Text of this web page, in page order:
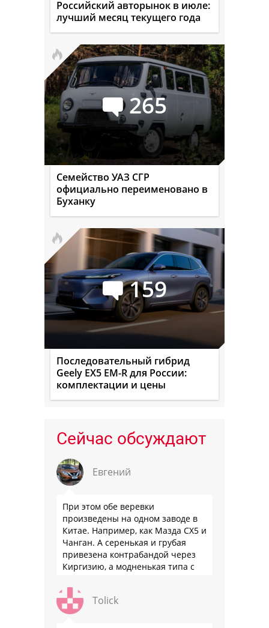
Российский авторынок в июле:
лучший месяц текущего года
265
Семейство УАЗ СГР
официально переименовано в
Буханку
159
Последовательный гибрид
Geely EX5 EM-R для России:
комплектации и цены
Сейчас обсуждают
Евгений
При этом обе веревки
произведены на одном заводе в
Китае. Например, как Мазда СХ5 и
Чанган. А серенькая и грубая
привезена контрабандой через
Киргизию, а модненькая типа с
Tolick